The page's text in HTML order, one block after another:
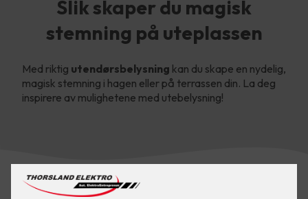
Slik skaper du magisk
stemning på uteplassen
Med riktig utendørsbelysning kan du skape en nydelig,
magisk stemning i hagen eller på terrassen din. La deg
inspirere av mulighetene med utebelysning!